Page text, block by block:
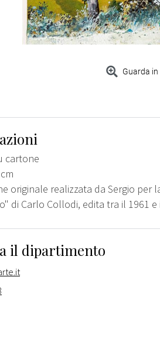
Guarda
cartone
originale realizzata da Sergio per
di Carlo Collodi, edita tra il 1961 e
il dipartimento